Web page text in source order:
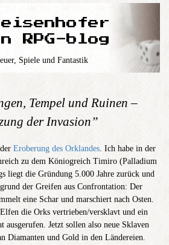
RPG-blog
Spiele und Fantastik
Tempel und Ruinen –
der Invasion”
Eroberung des Orklandes. Ich habe in der
zu dem Köniogreich Timiro (Palladium
liegt die Gründung 5.000 Jahre zurück und
der Greifen aus Confrontation: Der
eine Schar und marschiert nach Osten.
die Orks vertrieben/versklavt und ein
ausgerufen. Jetzt sollen also neue Sklaven
Diamanten und Gold in den Ländereien.